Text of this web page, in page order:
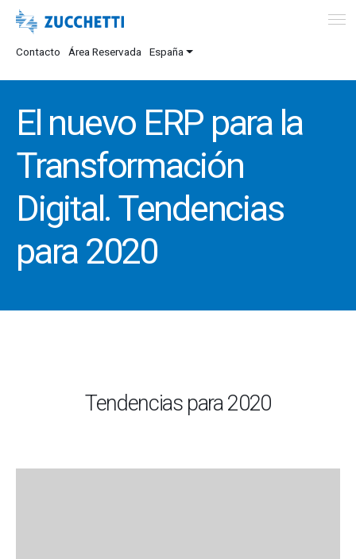
Contacto Área Reservada España
El nuevo ERP para la
Transformación
Digital. Tendencias
para 2020
Tendencias para 2020